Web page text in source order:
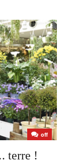
off
terre !